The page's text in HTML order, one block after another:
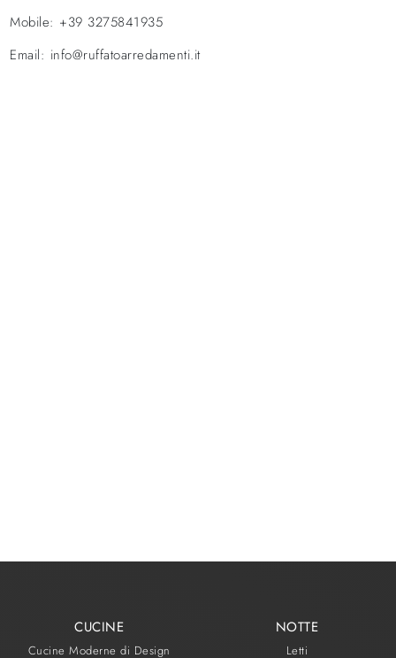
Mobile: +39 3275841935
Email: info@ruffatoarredamenti.it
CUCINE
Cucine Moderne di Design
NOTTE
Letti